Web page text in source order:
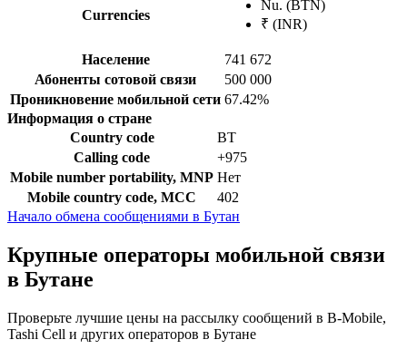
Currencies
Nu. (BTN)
₹ (INR)
Население
741 672
Абоненты сотовой связи
500 000
Проникновение мобильной сети 67.42%
Информация о стране
Country code
BT
Calling code
+975
Mobile number portability, MNP Нет
Mobile country code, MCC
402
Начало обмена сообщениями в Бутан
Крупные операторы мобильной связи
в Бутане
Проверьте лучшие цены на рассылку сообщений в B-Mobile,
Tashi Cell и других операторов в Бутане